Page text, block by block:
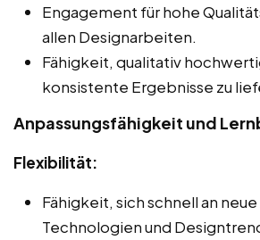
Engagement für hohe
allen Designarbeiten.
Fähigkeit, qualitativ
konsistente Ergebnisse zu
Anpassungsfähigkeit und
Flexibilität:
Fähigkeit, sich schnell an
Technologien und